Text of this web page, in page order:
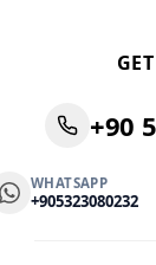
+90
WHATSAPP
+905323080232